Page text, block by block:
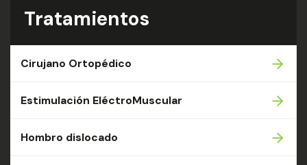
Tratamientos
Cirujano Ortopédico
Estimulación EléctroMuscular
Hombro dislocado